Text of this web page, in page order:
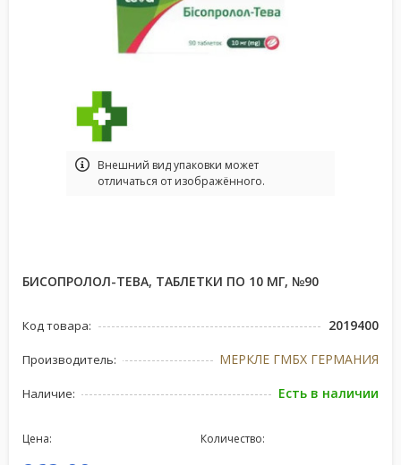
Bнешний вид упаковки может
отличаться от изображённого.
БИСОПРОЛОЛ-ТЕВА, ТАБЛЕТКИ ПО 10 МГ, №90
Код товара: 2019400
Производитель: МЕРКЛЕ ГМБХ ГЕРМАНИЯ
Наличие: Есть в наличии
Цена: Количество: